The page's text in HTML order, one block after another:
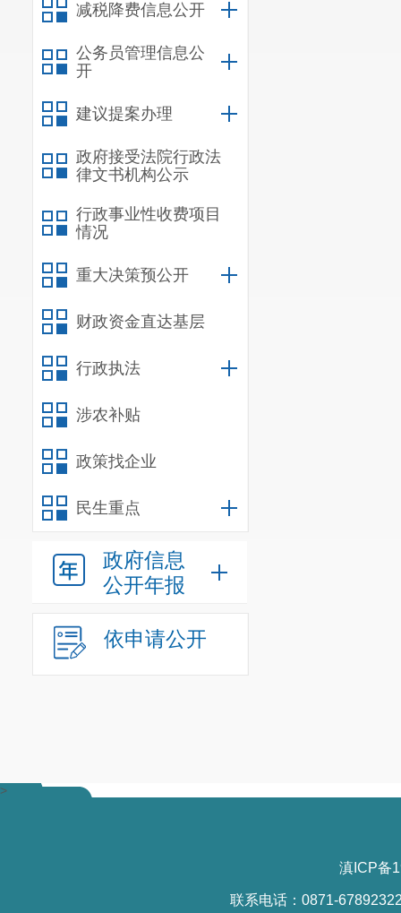
减税降费信息公开
公务员管理信息公
开
建议提案办理
政府接受法院行政法
律文书机构公示
行政事业性收费项目
情况
重大决策预公开
财政资金直达基层
行政执法
涉农补贴
政策找企业
民生重点
政府信息
公开年报
依申请公开
>
滇ICP备
联系电话：0871-